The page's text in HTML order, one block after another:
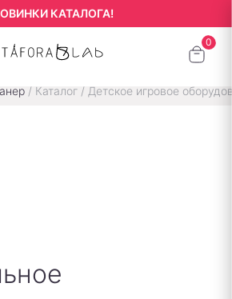
КАТАЛОГА!
/ Каталог / Детское игровое